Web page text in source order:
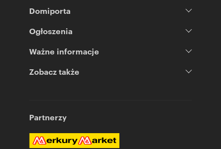
Domiporta
Ogłoszenia
Ważne informacje
Zobacz także
Partnerzy